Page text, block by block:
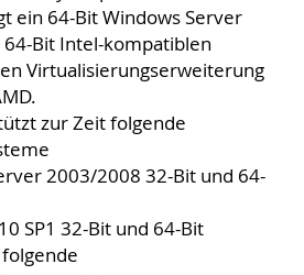
ein 64-Bit Windows Server
Bit Intel-kompatiblen
Virtualisierungserweiterung
zur Zeit folgende
2003/2008 32-Bit und 64-
SP1 32-Bit und 64-Bit